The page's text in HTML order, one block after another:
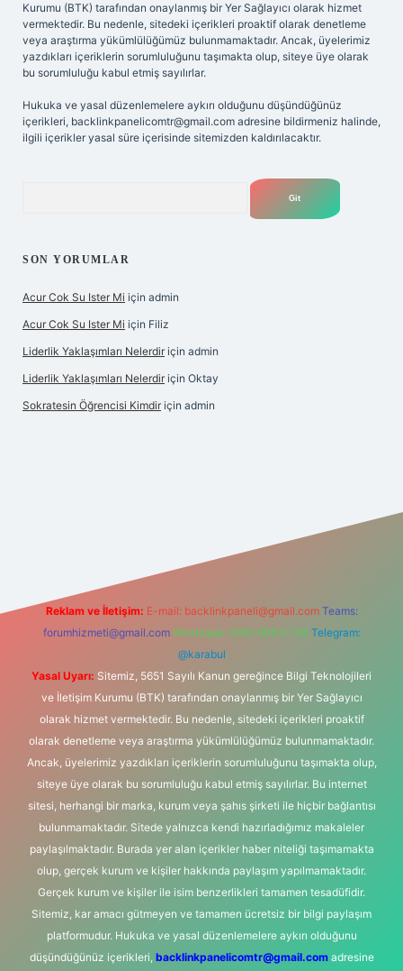
Kurumu (BTK) tarafından onaylanmış bir Yer Sağlayıcı olarak hizmet
vermektedir. Bu nedenle, sitedeki içerikleri proaktif olarak denetleme
veya araştırma yükümlülüğümüz bulunmamaktadır. Ancak, üyelerimiz
yazdıkları içeriklerin sorumluluğunu taşımakta olup, siteye üye olarak
bu sorumluluğu kabul etmiş sayılırlar.
Hukuka ve yasal düzenlemelere aykırı olduğunu düşündüğünüz
içerikleri, backlinkpanelicomtr@gmail.com adresine bildirmeniz halinde,
ilgili içerikler yasal süre içerisinde sitemizden kaldırılacaktır.
SON YORUMLAR
Acur Cok Su Ister Mi için admin
Acur Cok Su Ister Mi için Filiz
Liderlik Yaklaşımları Nelerdir için admin
Liderlik Yaklaşımları Nelerdir için Oktay
Sokratesin Öğrencisi Kimdir için admin
Reklam ve İletişim: E-mail: backlinkpaneli@gmail.com Teams:
forumhizmeti@gmail.com Whatsapp: 0262 606 0 726 Telegram:
@karabul
Yasal Uyarı: Sitemiz, 5651 Sayılı Kanun gereğince Bilgi Teknolojileri
ve İletişim Kurumu (BTK) tarafından onaylanmış bir Yer Sağlayıcı
olarak hizmet vermektedir. Bu nedenle, sitedeki içerikleri proaktif
olarak denetleme veya araştırma yükümlülüğümüz bulunmamaktadır.
Ancak, üyelerimiz yazdıkları içeriklerin sorumluluğunu taşımakta olup,
siteye üye olarak bu sorumluluğu kabul etmiş sayılırlar. Bu internet
sitesi, herhangi bir marka, kurum veya şahıs şirketi ile hiçbir bağlantısı
bulunmamaktadır. Sitede yalnızca kendi hazırladığımız makaleler
paylaşılmaktadır. Burada yer alan içerikler haber niteliği taşımamakta
olup, gerçek kurum ve kişiler hakkında paylaşım yapılmamaktadır.
Gerçek kurum ve kişiler ile isim benzerlikleri tamamen tesadüfidir.
Sitemiz, kar amacı gütmeyen ve tamamen ücretsiz bir bilgi paylaşım
platformudur. Hukuka ve yasal düzenlemelere aykırı olduğunu
düşündüğünüz içerikleri, backlinkpanelicomtr@gmail.comadresine